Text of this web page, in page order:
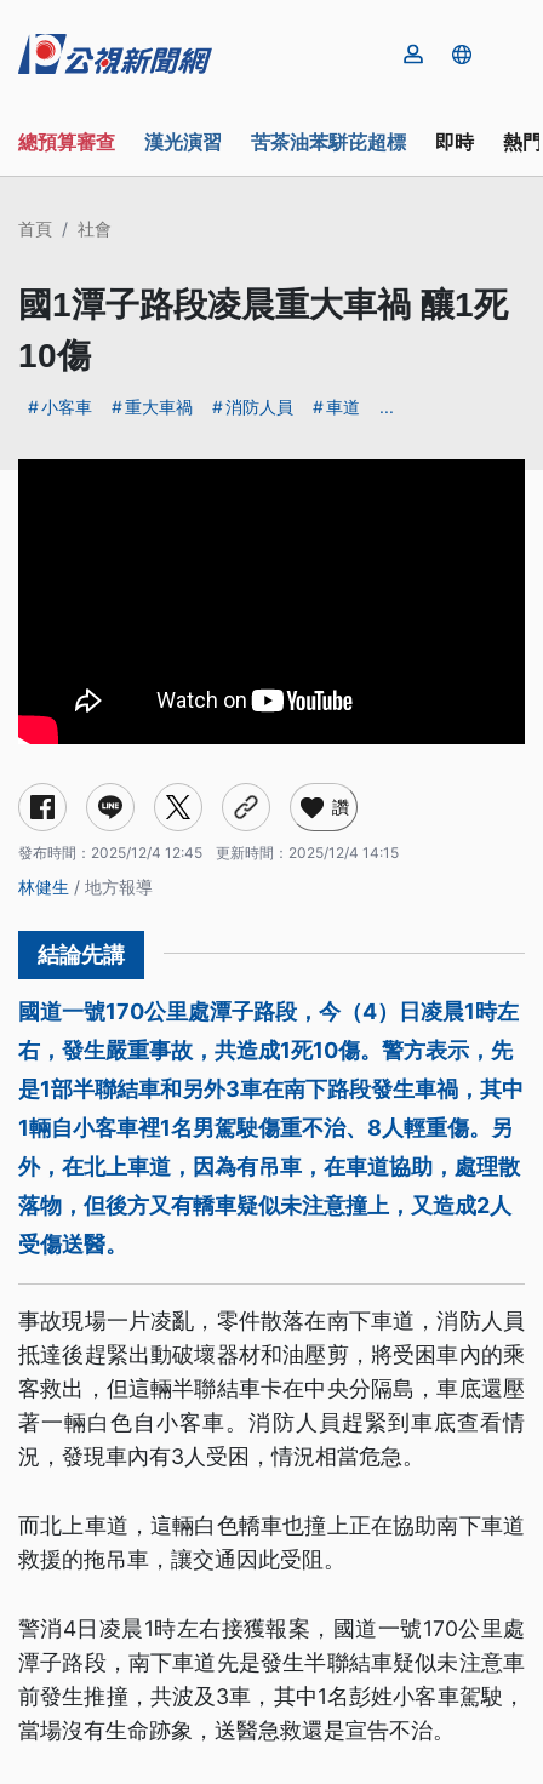
總預算審查 漢光演習 苦茶油苯駢芘超標 即時 熱
首頁 社會
國1潭子路段凌晨重大車禍 釀1死
10傷
小客車 重大車禍 消防人員 車道 ...
讚
發布時間： 2025/12/4 12:45 更新時間： 2025/12/4 14:15
林健生 / 地方報導
國道一號170公里處潭子路段，今（4）日凌晨1時左
右，發生嚴重事故，共造成1死10傷。警方表示，先
是1部半聯結車和另外3車在南下路段發生車禍，其中
1輛自小客車裡1名男駕駛傷重不治、8人輕重傷。另
外，在北上車道，因為有吊車，在車道協助，處理散
落物，但後方又有轎車疑似未注意撞上，又造成2人
受傷送醫。
事故現場一片凌亂，零件散落在南下車道，消防人員
抵達後趕緊出動破壞器材和油壓剪，將受困車內的乘
客救出，但這輛半聯結車卡在中央分隔島，車底還壓
著一輛白色自小客車。消防人員趕緊到車底查看情
況，發現車內有3人受困，情況相當危急。
而北上車道，這輛白色轎車也撞上正在協助南下車道
救援的拖吊車，讓交通因此受阻。
警消4日凌晨1時左右接獲報案，國道一號170公里處
潭子路段，南下車道先是發生半聯結車疑似未注意車
前發生推撞，共波及3車，其中1名彭姓小客車駕駛，
當場沒有生命跡象，送醫急救還是宣告不治。